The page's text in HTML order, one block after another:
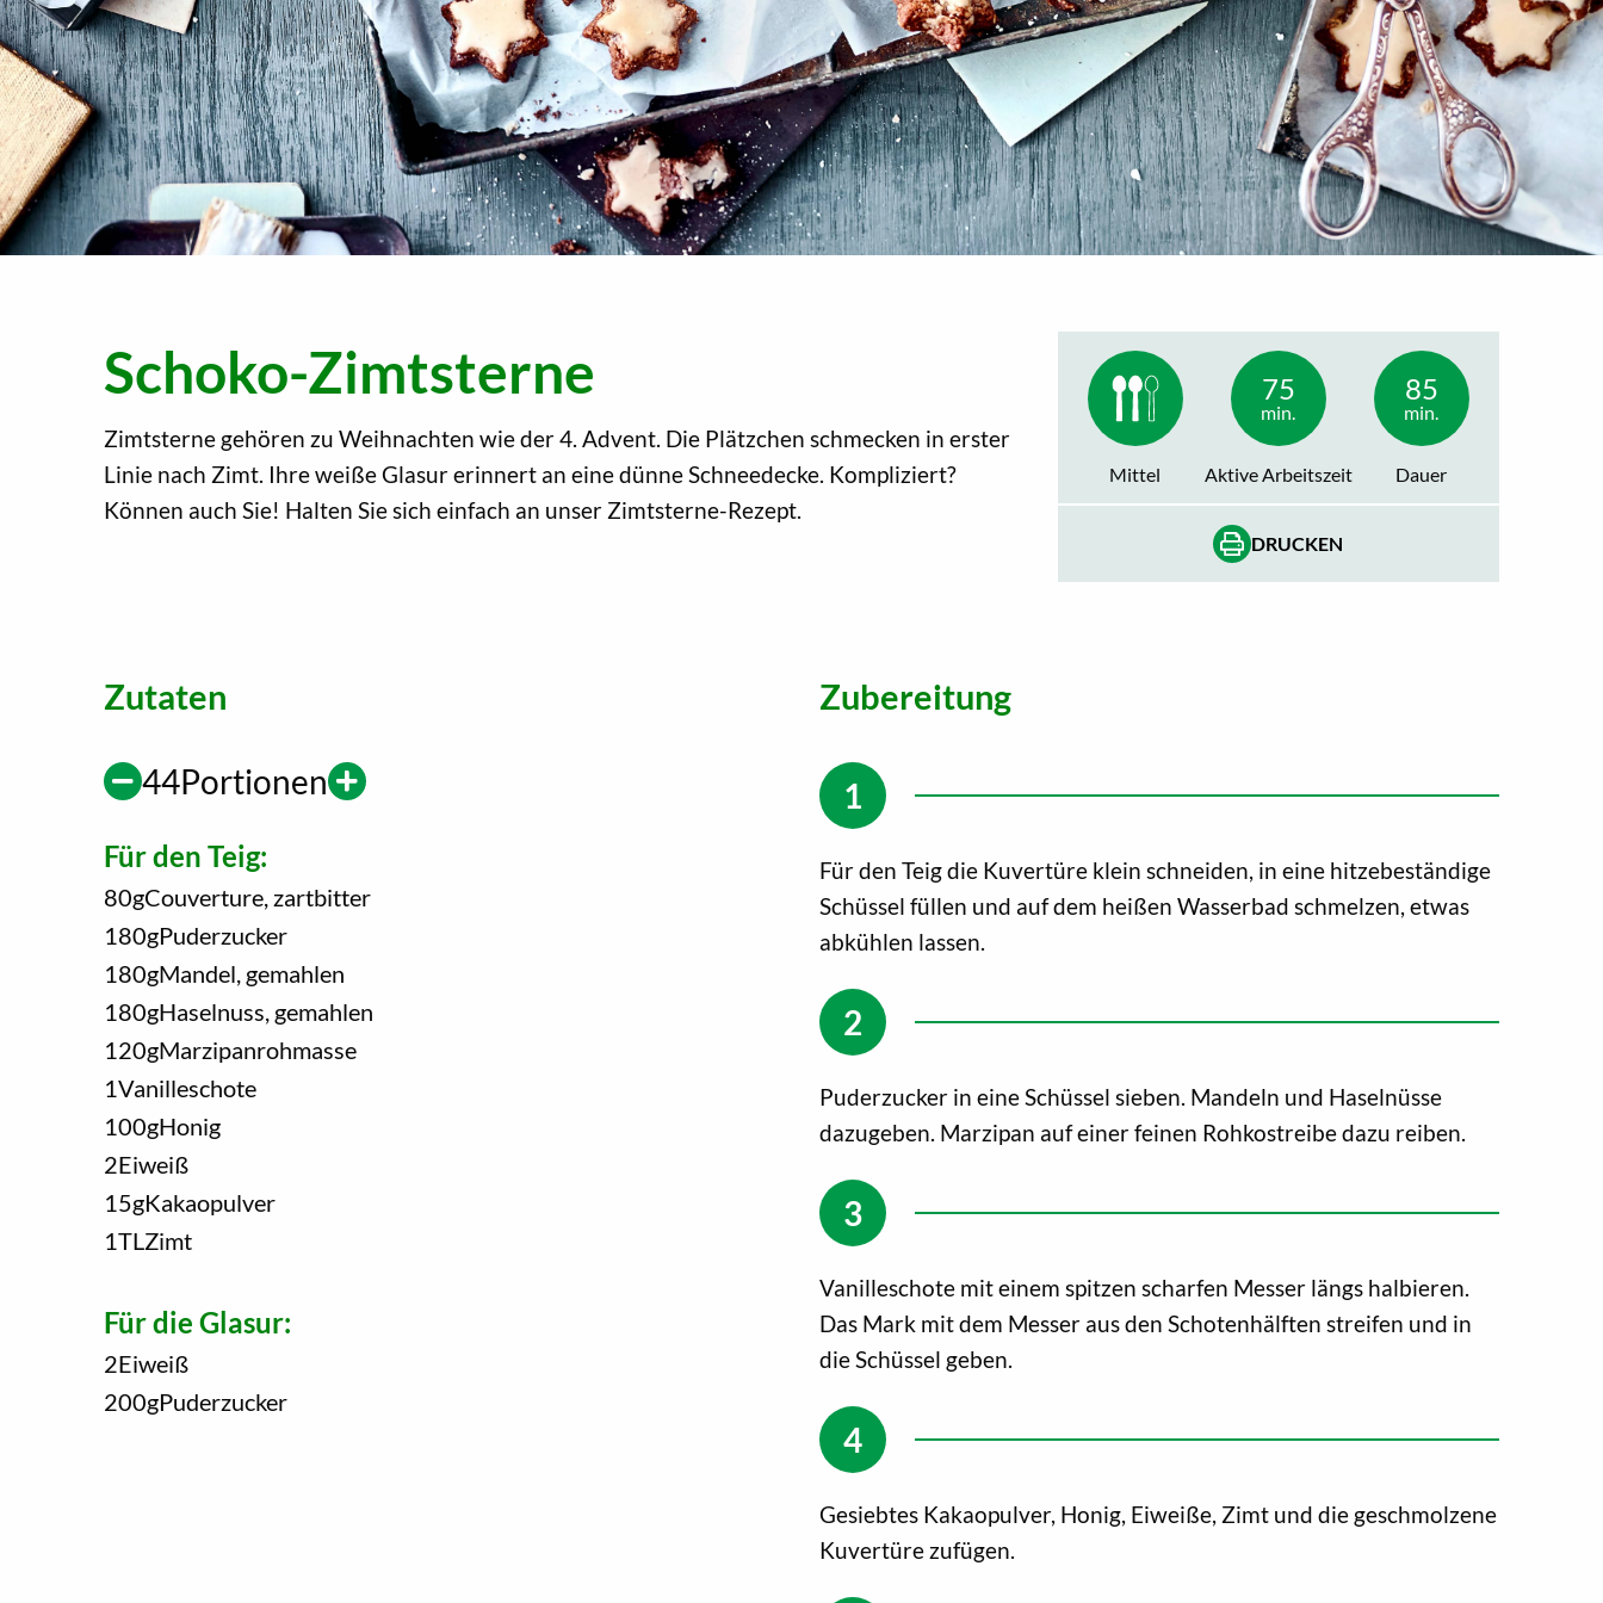
Schoko-Zimtsterne
Zimtsterne gehören zu Weihnachten wie der 4. Advent. Die Plätzchen schmecken in erster
Linie nach Zimt. Ihre weiße Glasur erinnert an eine dünne Schneedecke. Kompliziert?
Können auch Sie! Halten Sie sich einfach an unser Zimtsterne-Rezept.
Mittel
75
min.
Aktive Arbeitszeit
85
min.
Dauer
DRUCKEN
Zutaten
44Portionen
Für den Teig:
80gCouverture, zartbitter
180gPuderzucker
180gMandel, gemahlen
180gHaselnuss, gemahlen
120gMarzipanrohmasse
1Vanilleschote
100gHonig
2Eiweiß
15gKakaopulver
1TL Zimt
Für die Glasur:
2Eiweiß
200gPuderzucker
Zubereitung
Für den Teig die Kuvertüre klein schneiden, in eine hitzebeständige
Schüssel füllen und auf dem heißen Wasserbad schmelzen, etwas
abkühlen lassen.
Puderzucker in eine Schüssel sieben. Mandeln und Haselnüsse
dazugeben. Marzipan auf einer feinen Rohkostreibe dazu reiben.
Vanilleschote mit einem spitzen scharfen Messer längs halbieren.
Das Mark mit dem Messer aus den Schotenhälften streifen und in
die Schüssel geben.
Gesiebtes Kakaopulver, Honig, Eiweiße, Zimt und die geschmolzene
Kuvertüre zufügen.